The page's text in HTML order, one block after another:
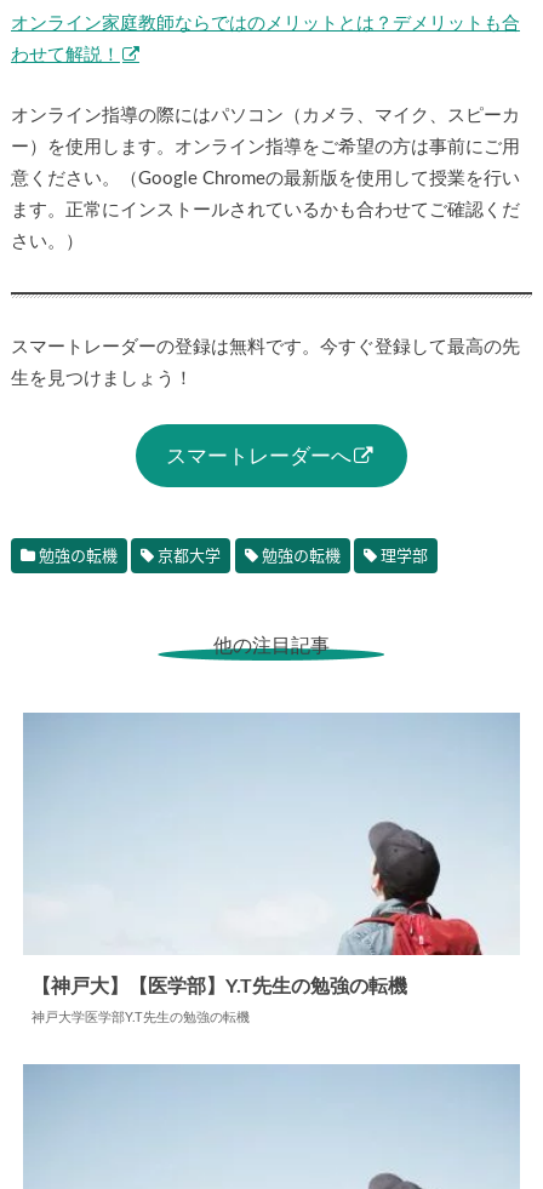
オンライン家庭教師ならではのメリットとは？デメリットも合
わせて解説！
オンライン指導の際にはパソコン（カメラ、マイク、スピーカ
ー）を使用します。オンライン指導をご希望の方は事前にご用
意ください。（Google Chromeの最新版を使用して授業を行い
ます。正常にインストールされているかも合わせてご確認くだ
さい。）
スマートレーダーの登録は無料です。今すぐ登録して最高の先
生を見つけましょう！
スマートレーダーへ
勉強の転機 京都大学 勉強の転機 理学部
他の注目記事
【神戸大】【医学部】Y.T先生の勉強の転機
神戸大学医学部Y.T先生の勉強の転機